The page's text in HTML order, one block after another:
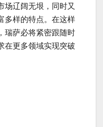
场辽阔无垠，同时又
多样的特点。在这样
瑞萨必将紧密跟随时
在更多领域实现突破